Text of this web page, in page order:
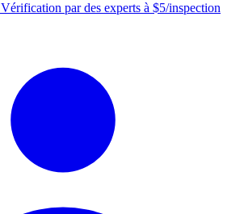
Vérification par des experts à $5/inspection